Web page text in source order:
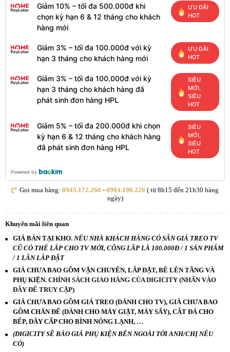
Giảm 10% – tối đa 500.000đ khi
chọn kỳ hạn 6 & 12 tháng cho khách
hàng mới
ƯU ĐÃI
HOT
Giảm 3% – tối đa 100.000đ với kỳ
hạn 3 tháng cho khách hàng mới
ƯU ĐÃI
HOT
Giảm 3% – tối đa 100.000đ với kỳ
hạn 3 tháng cho khách hàng đã
phát sinh đơn hàng HPL
SIÊU
MỚI,
SIÊU
HOT
Giảm 5% – tối đa 200.000đ khi chọn
kỳ hạn 6 & 12 tháng cho khách hàng
đã phát sinh đơn hàng HPL
SIÊU
MỚI,
SIÊU
HOT
Powered by
Gọi mua hàng: 0945.172.266 - 0904.196.226 ( từ 8h15 đến 21h30 hàng
ngày)
Khuyến mãi liên quan
GIÁ BÁN TẠI KHO. NẾU NHÀ KHÁCH HÀNG CÓ SẴN GIÁ TREO TV
CŨ CÓ THỂ LẮP CHO TV MỚI, CÔNG LẮP LÀ 100.000Đ / 1 SẢN PHẨM
/ 1 LẦN LẮP ĐẶT
GIÁ CHƯA BAO GỒM VẬN CHUYỂN, LẮP ĐẶT, BÊ LÊN TẦNG VÀ
PHỤ KIỆN. CHÍNH SÁCH GIAO HÀNG CỦA DIGICITY (NHẤN VÀO
ĐÂY ĐỂ TRUY CẬP)
GIÁ CHƯA BAO GỒM GIÁ TREO (DÀNH CHO TV), GIÁ CHƯA BAO
GỒM CHÂN ĐẾ (DÀNH CHO MÁY GIẶT, MÁY SẤY), CẮT ĐÁ CHO
BẾP, DÂY CẤP CHO BÌNH NÓNG LẠNH, …
(DIGICITY SẼ BÁO GIÁ PHỤ KIỆN BÊN NGOÀI TỚI ANH/CHỊ NẾU
CÓ)